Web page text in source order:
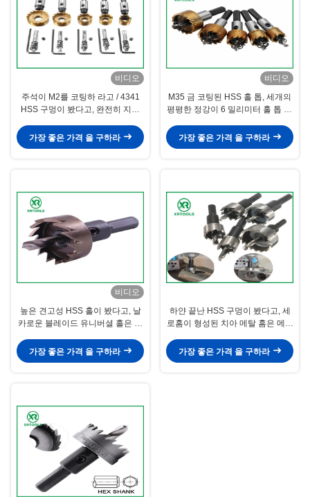
비디오
주석이 M2를 코팅하 라고 / 4341
HSS 구멍이 봤다고, 완전히 지상
니다
가장 좋은 가격 을 구하라
비디오
M35 금 코팅된 HSS 홀 톱, 세개의
평평한 정강이 6 밀리미터 홀 톱 18
가장 좋은 가격 을 구하라
비디오
높은 견고성 HSS 홀이 봤다고, 날
카로운 블레이드 유니버셜 홀은 스
가장 좋은 가격 을 구하라
하얀 끝난 HSS 구멍이 봤다고, 세
로홈이 형성된 치아 메탈 홈은 메탈
가장 좋은 가격 을 구하라